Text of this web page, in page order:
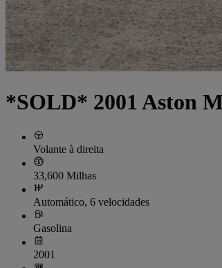
*SOLD* 2001 Aston
Volante à direita
33,600 Milhas
Automático, 6 velocidades
Gasolina
2001